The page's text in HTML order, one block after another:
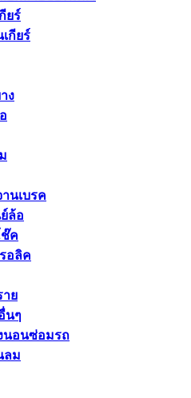
ยร์
กียร์
ง
านเบรค
ล้อ
ช๊ค
อลิค
าย
นๆ
นอนซ่อมรถ
ลม